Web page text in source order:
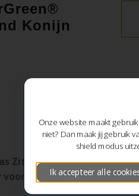
Konijn
Zittend Konijn
voor Tuin en Interieur
Onze website maakt
niet? Dan maak jij gebruik
shield modus
Ik accepteer alle